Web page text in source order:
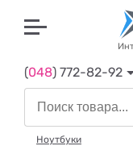
(048) 772-82-92
Ноутбуки